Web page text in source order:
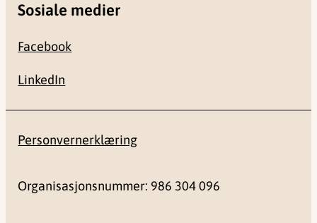
Sosiale medier
Facebook
LinkedIn
Personvernerklæring
Organisasjonsnummer: 986 304 096